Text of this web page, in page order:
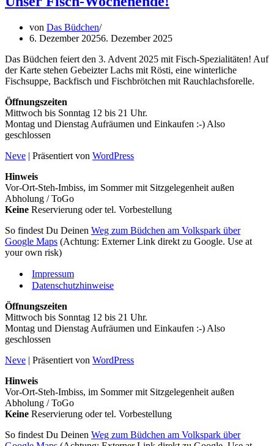
von Das Büdchen
6. Dezember 20256. Dezember 2025
Das Büdchen feiert den 3. Advent 2025 mit Fisch-Spezialitäten! Auf
der Karte stehen Gebeizter Lachs mit Rösti, eine winterliche
Fischsuppe, Backfisch und Fischbrötchen mit Rauchlachsforelle.
Öffnungszeiten
Mittwoch bis Sonntag 12 bis 21 Uhr.
Montag und Dienstag Aufräumen und Einkaufen :-) Also
geschlossen
Neve | Präsentiert von WordPress
Hinweis
Vor-Ort-Steh-Imbiss, im Sommer mit Sitzgelegenheit außen
Abholung / ToGo
Keine Reservierung oder tel. Vorbestellung
So findest Du Deinen Weg zum Büdchen am Volkspark über
Google Maps (Achtung: Externer Link direkt zu Google. Use at
your own risk)
Impressum
Datenschutzhinweise
Öffnungszeiten
Mittwoch bis Sonntag 12 bis 21 Uhr.
Montag und Dienstag Aufräumen und Einkaufen :-) Also
geschlossen
Neve | Präsentiert von WordPress
Hinweis
Vor-Ort-Steh-Imbiss, im Sommer mit Sitzgelegenheit außen
Abholung / ToGo
Keine Reservierung oder tel. Vorbestellung
So findest Du Deinen Weg zum Büdchen am Volkspark über